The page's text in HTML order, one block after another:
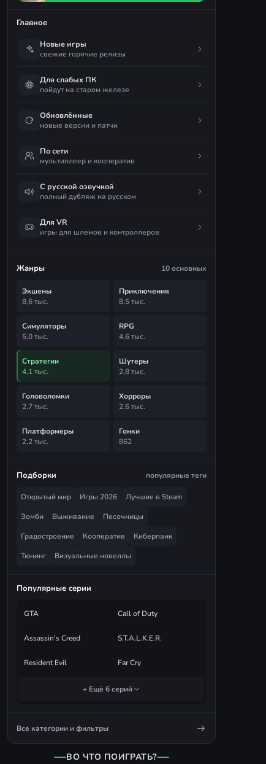
Главное
Новые игры
свежие горячие релизы
Для слабых ПК
пойдут на старом железе
Обновлённые
новые версии и патчи
По сети
мультиплеер и кооператив
С русской озвучкой
полный дубляж на русском
Для VR
игры для шлемов и контроллеров
Жанры 10 основных
Экшены
8,6 тыс.
Приключения
8,5 тыс.
Симуляторы
5,0 тыс.
RPG
4,6 тыс.
Стратегии
4,1 тыс.
Шутеры
2,8 тыс.
Головоломки
2,7 тыс.
Хорроры
2,6 тыс.
Платформеры
2,2 тыс.
Гонки
862
Подборки популярные теги
Открытый мир Игры 2026
Лучшие в Steam
Зомби
Выживание
Песочницы
Градостроение
Кооператив
Киберпанк
Тюнинг
Визуальные новеллы
Популярные серии
GTA Call of Duty
Assassin's Creed S.T.A.L.K.E.R.
Resident Evil Far Cry
+ Ещё 6 серий
Все категории и фильтры
ВО ЧТО ПОИГРАТЬ?